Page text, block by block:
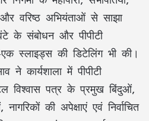
वरिष्ठ अभियंताओं से साझा
के संबोधन और पीपीटी
स्लाइड्स की डिटेलिंग भी की।
कार्यशाला में पीपीटी
विश्वास पत्र के प्रमुख बिंदुओं,
की अपेक्षाएं एवं निर्वाचित